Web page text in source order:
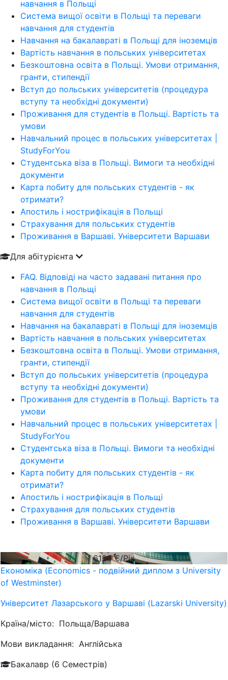
навчання в Польщі
Система вищої освіти в Польщі та переваги
навчання для студентів
Навчання на бакалавраті в Польщі для іноземців
Вартість навчання в польських університетах
Безкоштовна освіта в Польщі. Умови отримання,
гранти, стипендії
Вступ до польських університетів (процедура
вступу та необхідні документи)
Проживання для студентів в Польщі. Вартість та
умови
Навчальний процес в польських університетах |
StudyForYou
Студентська віза в Польщі. Вимоги та необхідні
документи
Карта побиту для польських студентів - як
отримати?
Апостиль і нострифікація в Польщі
Страхування для польських студентів
Проживання в Варшаві. Університети Варшави
Для абітурієнта
FAQ. Відповіді на часто задавані питання про
навчання в Польщі
Система вищої освіти в Польщі та переваги
навчання для студентів
Навчання на бакалавраті в Польщі для іноземців
Вартість навчання в польських університетах
Безкоштовна освіта в Польщі. Умови отримання,
гранти, стипендії
Вступ до польських університетів (процедура
вступу та необхідні документи)
Проживання для студентів в Польщі. Вартість та
умови
Навчальний процес в польських університетах |
StudyForYou
Студентська віза в Польщі. Вимоги та необхідні
документи
Карта побиту для польських студентів - як
отримати?
Апостиль і нострифікація в Польщі
Страхування для польських студентів
Проживання в Варшаві. Університети Варшави
6120€/Рік
Економіка (Economics - подвійний диплом з University
of Westminster)
Університет Лазарського у Варшаві (Lazarski University)
Країна/місто: Польща/Варшава
Мови викладання: Англійська
Бакалавр (6 Семестрів)